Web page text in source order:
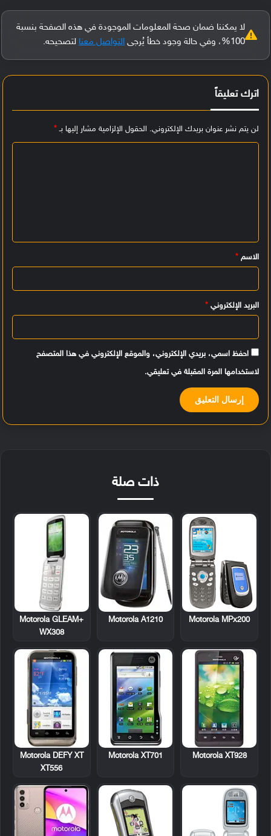
لا يمكننا ضمان صحة المعلومات الموجودة في هذه الصفحة بنسبة
100%، وفي حالة وجود خطأ يُرجى
التواصل معنا لتصحيحه.
اترك تعليقاً
لن يتم نشر عنوان بريدك الإلكتروني. الحقول الإلزامية مشار إليها بـ*
ي
ق
الاسم *
البريد الإلكتروني *
احفظ اسمي، بريدي الإلكتروني، والموقع الإلكتروني في هذا المتصفح
لاستخدامها المرة المقبلة في تعليقي.
ذات صلة
Motorola MPx200
Motorola A1210
Motorola GLEAM+
WX308
Motorola XT928
Motorola XT701
Motorola DEFY XT
XT556